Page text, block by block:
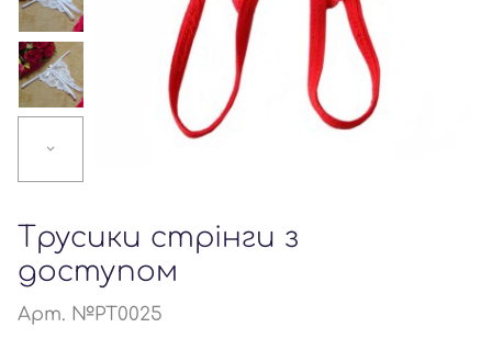
Трусики стрінги з
доступом
Арт. №PT0025